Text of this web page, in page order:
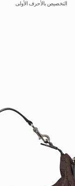
التخصيص بالأحرف الأولى